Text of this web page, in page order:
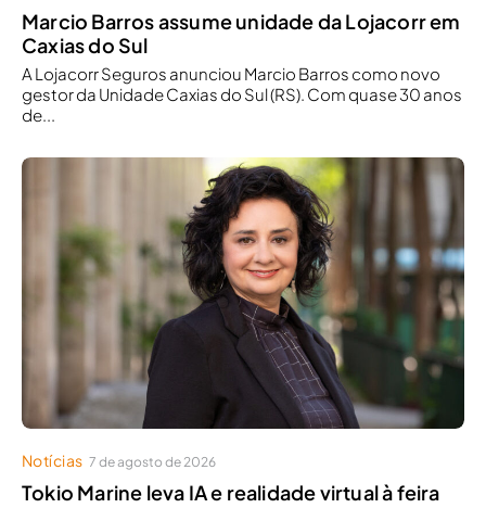
Marcio Barros assume unidade da Lojacorr em
Caxias do Sul
A Lojacorr Seguros anunciou Marcio Barros como novo
gestor da Unidade Caxias do Sul (RS). Com quase 30 anos
de...
Notícias 7 de agosto de 2026
Tokio Marine leva IA e realidade virtual à feira